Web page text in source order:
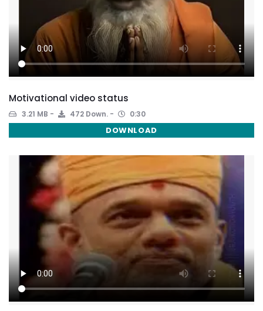
Motivational video status
3.21 MB 472 Down. 0:30
DOWNLOAD